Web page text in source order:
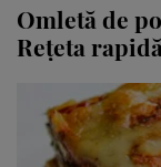
Omletă de
Rețeta